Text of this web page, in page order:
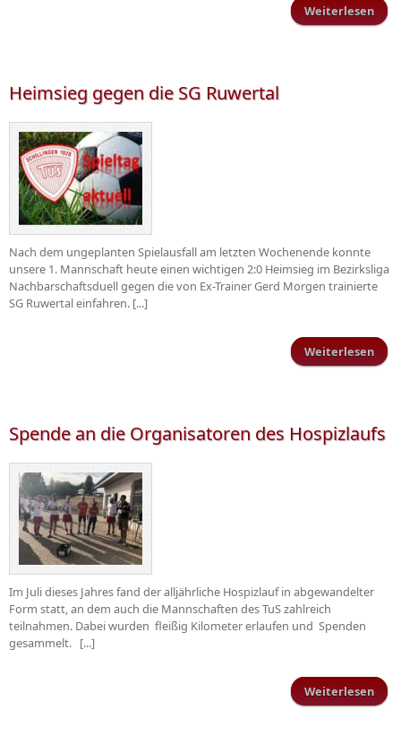
Weiterlesen
Heimsieg gegen die SG Ruwertal
Nach dem ungeplanten Spielausfall am letzten Wochenende konnte
unsere 1. Mannschaft heute einen wichtigen 2:0 Heimsieg im Bezirksliga
Nachbarschaftsduell gegen die von Ex-Trainer Gerd Morgen trainierte
SG Ruwertal einfahren. [...]
Weiterlesen
Spende an die Organisatoren des Hospizlaufs
Im Juli dieses Jahres fand der alljährliche Hospizlauf in abgewandelter
Form statt, an dem auch die Mannschaften des TuS zahlreich
teilnahmen. Dabei wurden fleißig Kilometer erlaufen und Spenden
gesammelt. [...]
Weiterlesen